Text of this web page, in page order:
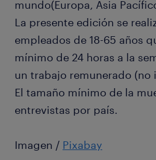
mundo(Europa, Asia
La presente edición se
empleados de 18-65 años
mínimo de 24 horas a la
un trabajo remunerado (no
El tamaño mínimo de la
entrevistas por país.
Imagen / Pixabay